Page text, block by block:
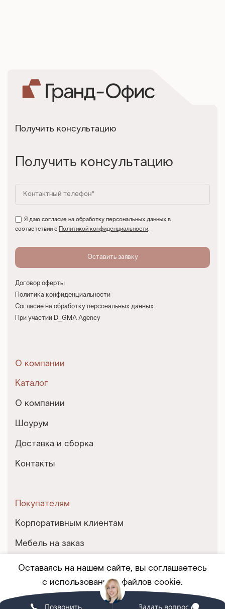
Получить консультацию
Получить консультацию
Я даю согласие на обработку персональных данных в
соответствии с
Политикой конфиденциальности.
Договор оферты
Политика конфиденциальности
Согласие на обработку персональных данных
При участии D_GMA Agency
О компании
Каталог
О компании
Шоурум
Доставка и сборка
Контакты
Покупателям
Корпоративным клиентам
Мебель на заказ
Партнерство
Услуги и сервис
Оставаясь на нашем сайте, вы соглашаетесь
с использованием файлов cookie.
ПОДРОБНЕЕ Принять
Позвонить Задать вопрос